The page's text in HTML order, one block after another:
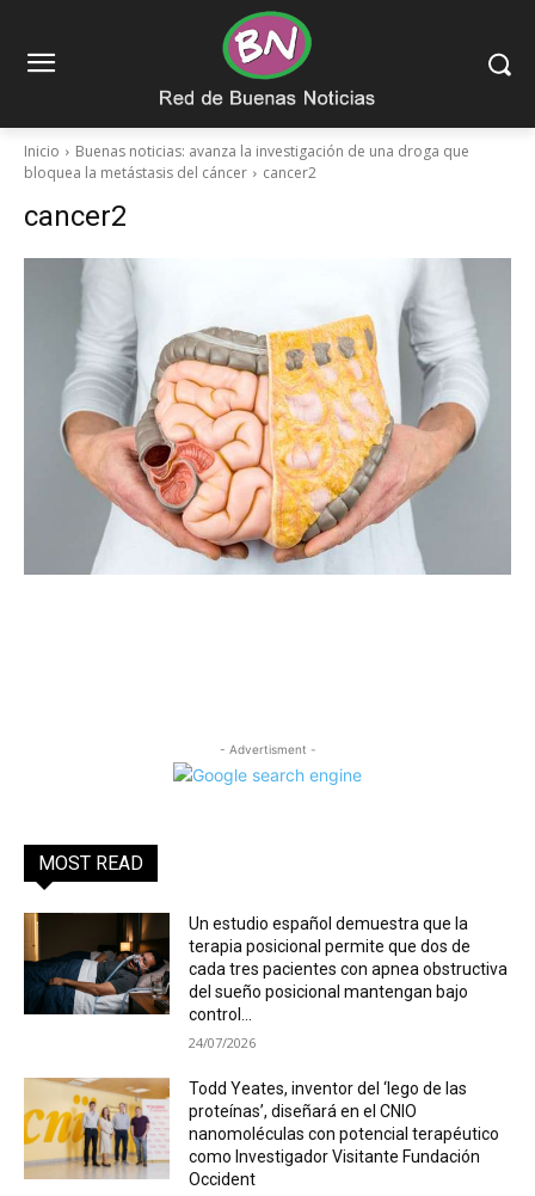
Inicio
Buenas noticias: avanza la investigación de una droga que
bloquea la metástasis del cáncer
cancer2
cancer2
- Advertisment -
MOST READ
Un estudio español demuestra que la
terapia posicional permite que dos de
cada tres pacientes con apnea obstructiva
del sueño posicional mantengan bajo
control...
24/07/2026
Todd Yeates, inventor del ‘lego de las
proteínas’, diseñará en el CNIO
nanomoléculas con potencial terapéutico
como Investigador Visitante Fundación
Occident